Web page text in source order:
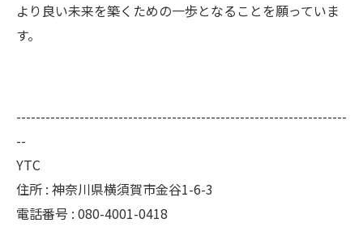
より良い未来を築くための一歩となることを願っていま
す。
--------------------------------------------------------------------
--
YTC
住所 : 神奈川県横須賀市金谷1-6-3
電話番号 : 080-4001-0418